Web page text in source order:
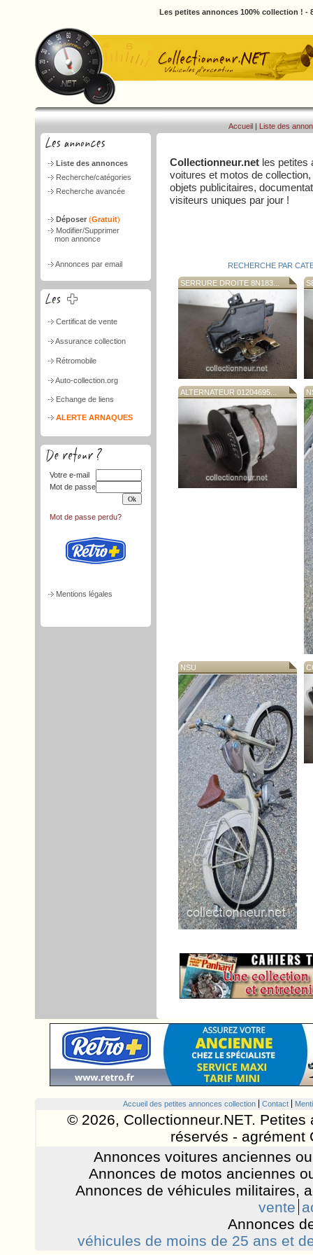
Les petites annonces 100% collection ! -
Liste des annonces
Recherche/catégories
Recherche avancée
Déposer (Gratuit)
Modifier/Supprimer
mon annonce
Annonces par email
Certificat de vente
Assurance collection
Rétromobile
Auto-collection.org
Echange de liens
ALERTE ARNAQUES
Votre e-mail
Mot de passe
Mot de passe perdu?
Mentions légales
Accueil | Liste des
Collectionneur.net les petites
voitures et motos de
objets publicitaires,
visiteurs uniques par jour !
RECHERCHE PAR
SERRURE DROITE 8N183...
ALTERNATEUR 01204695...
NSU
Accueil des petites annonces collection Contact
© 2026, Collectionneur.NET.
réservés - agrément
Annonces voitures anciennes
Annonces de motos anciennes
Annonces de véhicules militaires,
vente
Annonces
véhicules de moins de 25 ans et